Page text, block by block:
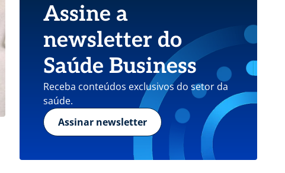
Assine a
newsletter do
Saúde Business
Receba conteúdos exclusivos do setor da
saúde.
Assinar newsletter